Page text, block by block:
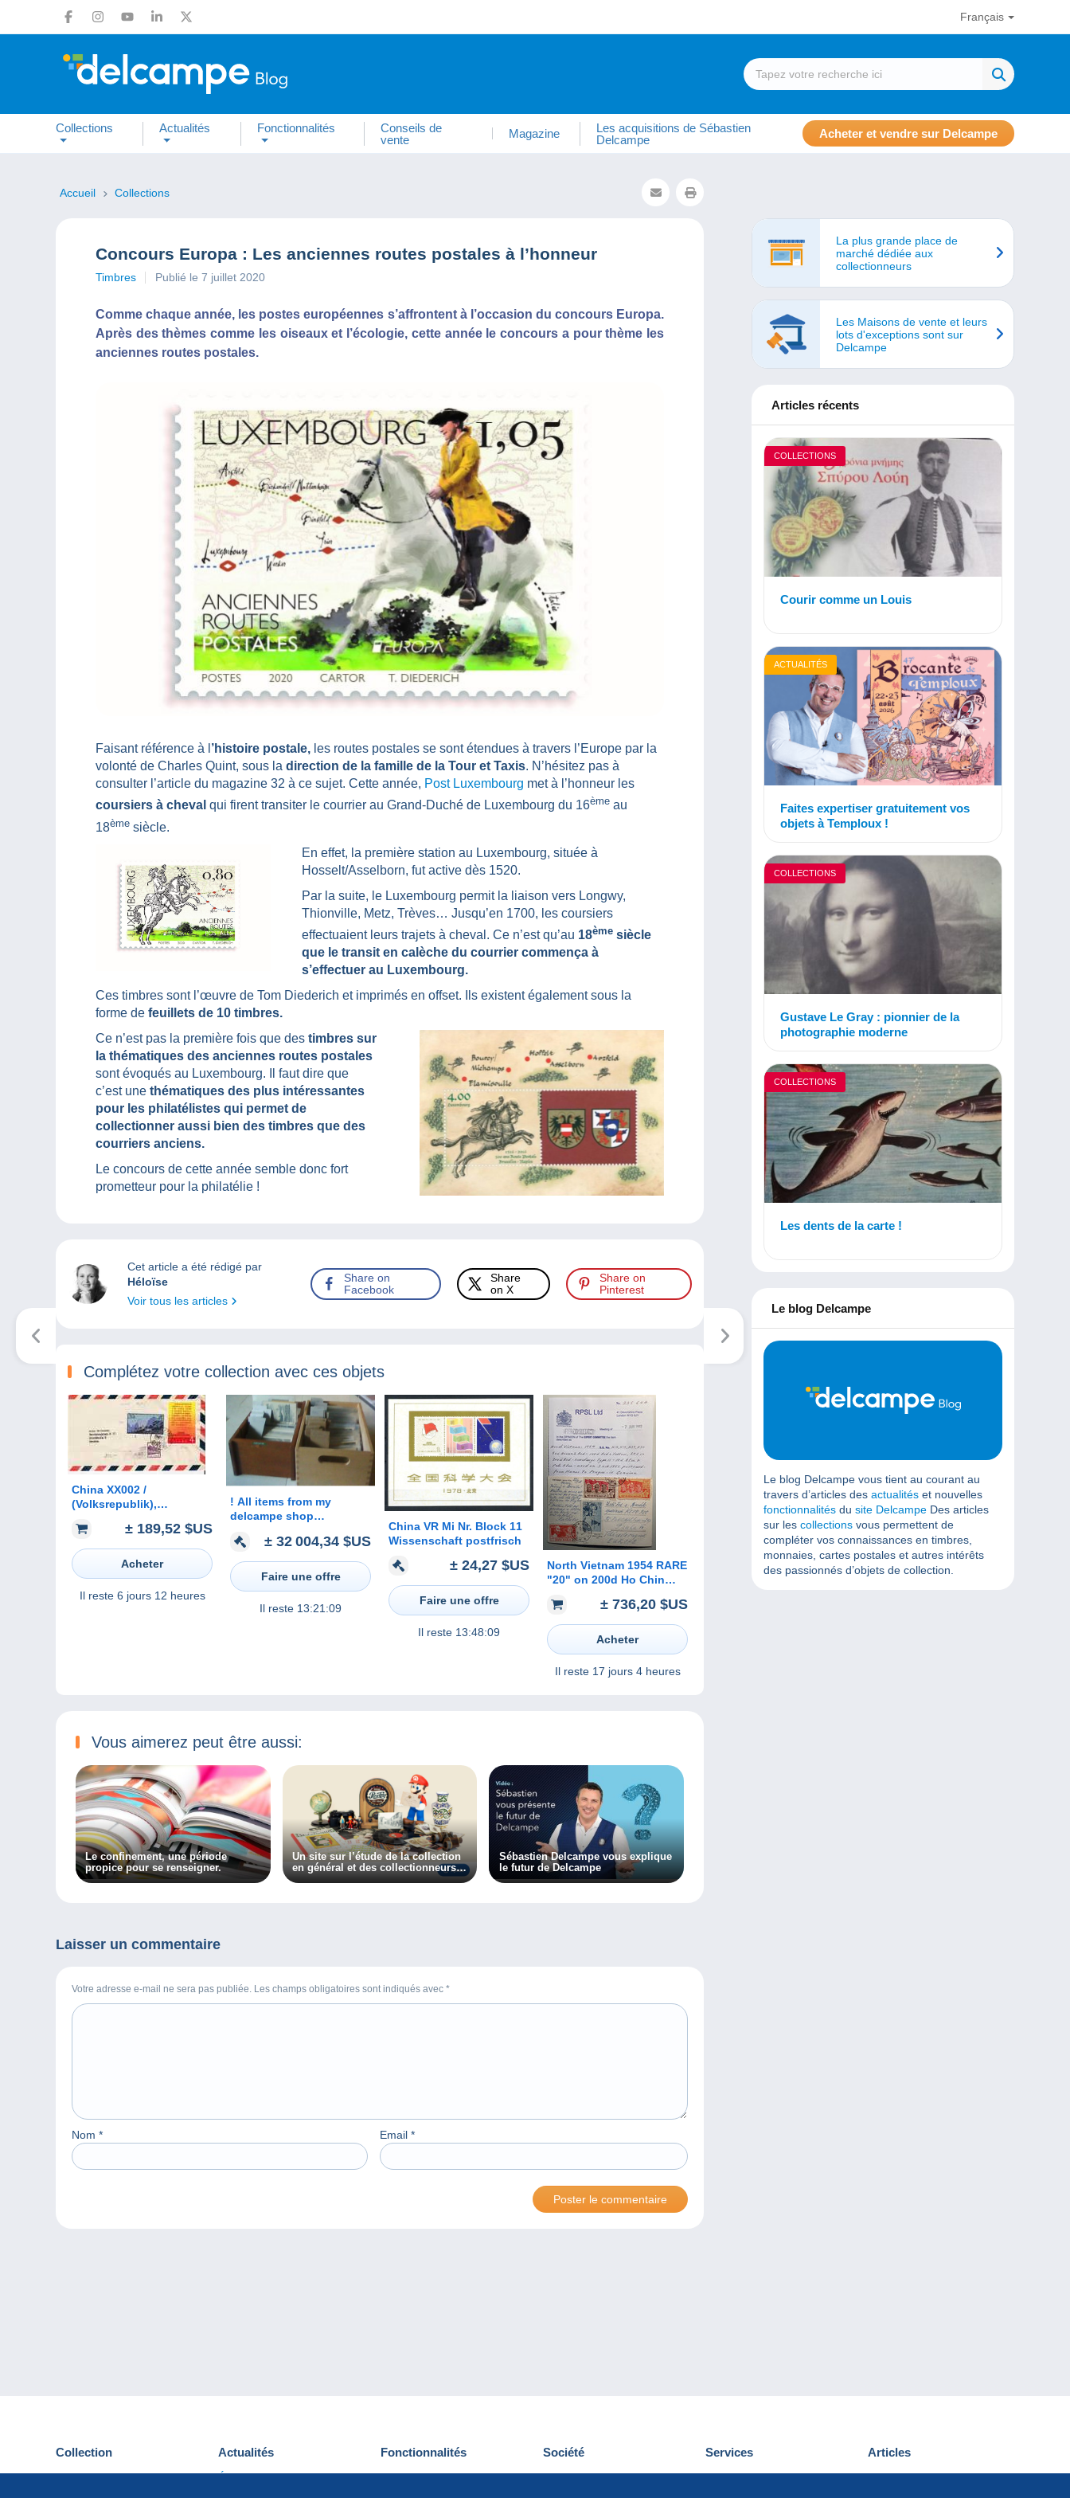
Français
Collections Actualités Fonctionnalités
Conseils de
vente
Magazine
Les acquisitions de Sébastien
Delcampe
Acheter et vendre sur Delcampe
Accueil Collections
Concours Europa : Les anciennes routes postales à l’honneur
Timbres Publié le 7 juillet 2020
Comme chaque année, les postes européennes s’affrontent à l’occasion du concours Europa.
Après des thèmes comme les oiseaux et l’écologie, cette année le concours a pour thème les
anciennes routes postales.
Faisant référence à l ’histoire postale, les routes postales se sont étendues à travers l’Europe par la
volonté de Charles Quint, sous la direction de la famille de la Tour et Taxis. N’hésitez pas à
consulter l’article du magazine 32 à ce sujet. Cette année, Post Luxembourg met à l’honneur les
coursiers à cheval qui firent transiter le courrier au Grand-Duché de Luxembourg du 16ème au
18ème siècle.
En effet, la première station au Luxembourg, située à
Hosselt/Asselborn, fut active dès 1520.
Par la suite, le Luxembourg permit la liaison vers Longwy,
Thionville, Metz, Trèves… Jusqu’en 1700, les coursiers
effectuaient leurs trajets à cheval. Ce n’est qu’au 18ème siècle
que le transit en calèche du courrier commença à
s’effectuer au Luxembourg.
Ces timbres sont l’œuvre de Tom Diederich et imprimés en offset. Ils existent également sous la
forme de feuillets de 10 timbres.
Ce n’est pas la première fois que des timbres sur
la thématiques des anciennes routes postales
sont évoqués au Luxembourg. Il faut dire que
c’est une thématiques des plus intéressantes
pour les philatélistes qui permet de
collectionner aussi bien des timbres que des
courriers anciens.
Le concours de cette année semble donc fort
prometteur pour la philatélie !
Cet article a été rédigé par
Héloïse
Voir tous les articles
Share on
Facebook
Share
on X
Share on
Pinterest
Complétez votre collection avec ces objets
China XX002 /
(Volksrepublik),
nach Schweden± 189,52 $US
Acheter
Il reste 6 jours 12 heures
! All items from my
delcampe shop
stamps, postcards,
Autographs
± 32 004,34 $US
Faire une offre
Il reste 13:21:09
China VR Mi Nr. Block 11
Wissenschaft postfrisch
± 24,27 $US
Faire une offre
Il reste 13:48:09
North Vietnam 1954 RARE
"20" on 200d Ho Chin
cert (Mao China
revolution cover war
flags Map Viet-Nam
± 736,20 $US
Acheter
Il reste 17 jours 4 heures
Vous aimerez peut être aussi:
Le confinement, une période
propice pour se renseigner.
Un site sur l’étude de la collection
en général et des collectionneurs
en particulier, découvrez
Sébastien Delcampe vous explique
le futur de Delcampe
Laisser un commentaire
Votre adresse e-mail ne sera pas publiée. Les champs obligatoires sont indiqués avec *
Nom * Email *
La plus grande place de
marché dédiée aux
collectionneurs
Les Maisons de vente et leurs
lots d'exceptions sont sur
Delcampe
Articles récents
COLLECTIONS
Courir comme un Louis
ACTUALITÉS
Faites expertiser gratuitement vos
objets à Temploux !
COLLECTIONS
Gustave Le Gray : pionnier de la
photographie moderne
COLLECTIONS
Les dents de la carte !
Le blog Delcampe
Le blog Delcampe vous tient au courant au
travers d’articles des actualités et nouvelles
fonctionnalités du site Delcampe Des articles
sur les collections vous permettent de
compléter vos connaissances en timbres,
monnaies, cartes postales et autres intérêts
des passionnés d’objets de collection.
Collection
Cartes postales
Actualités
Événements Delcampe
Fonctionnalités
Nouveautés
Société
Qui sommes-nous
Services
Découvrir Delcampe
Articles